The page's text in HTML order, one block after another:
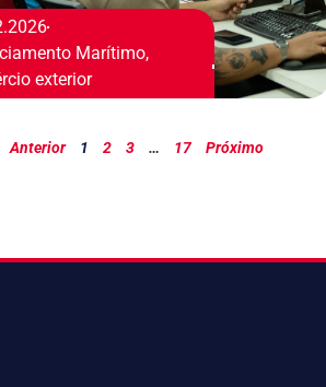
Marítimo,
exterior
Anterior 1 2 3 … 17 Próximo